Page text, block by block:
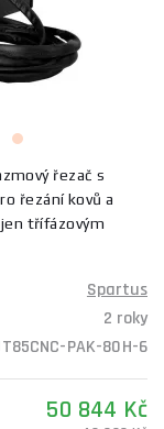
řezač s
řezání kovů a
třífázovým
Spartus
2 roky
PAK-80H-6
50 844 Kč